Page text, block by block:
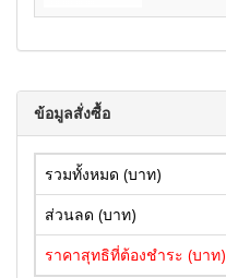
ข้อมูลสั่งซื้อ
รวมทั้งหมด (บาท)
ส่วนลด (บาท)
ราคาสุทธิที่ต้องชำระ (บาท)